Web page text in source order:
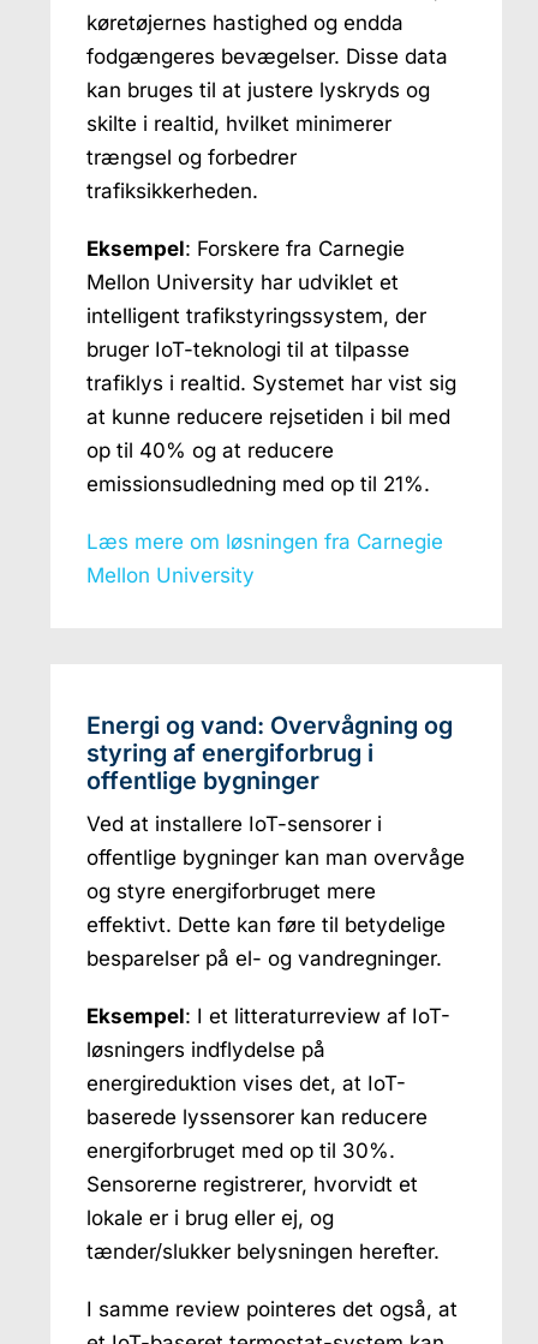
køretøjernes hastighed og endda
fodgængeres bevægelser. Disse data
kan bruges til at justere lyskryds og
skilte i realtid, hvilket minimerer
trængsel og forbedrer
trafiksikkerheden.
Eksempel: Forskere fra Carnegie
Mellon University har udviklet et
intelligent trafikstyringssystem, der
bruger IoT-teknologi til at tilpasse
trafiklys i realtid. Systemet har vist sig
at kunne reducere rejsetiden i bil med
op til 40% og at reducere
emissionsudledning med op til 21%.
Læs mere om løsningen fra Carnegie
Mellon University
Energi og vand: Overvågning og
styring af energiforbrug i
offentlige bygninger
Ved at installere IoT-sensorer i
offentlige bygninger kan man overvåge
og styre energiforbruget mere
effektivt. Dette kan føre til betydelige
besparelser på el- og vandregninger.
Eksempel: I et litteraturreview af IoT-
løsningers indflydelse på
energireduktion vises det, at IoT-
baserede lyssensorer kan reducere
energiforbruget med op til 30%.
Sensorerne registrerer, hvorvidt et
lokale er i brug eller ej, og
tænder/slukker belysningen herefter.
I samme review pointeres det også, at